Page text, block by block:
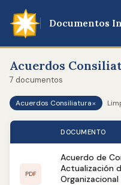
Documentos
Acuerdos
7 documentos
Acuerdos Consiliatura×
DOCUMENTO
PDF
Acuerdo de
Actualización